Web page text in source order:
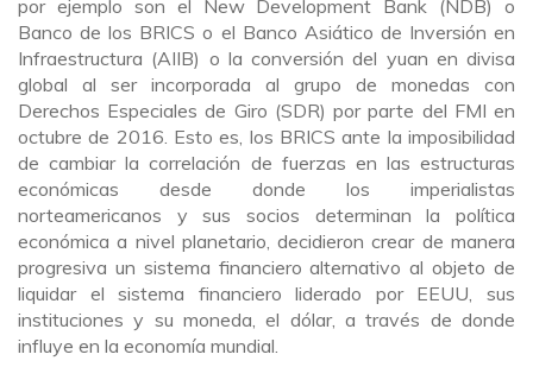
por ejemplo son el New Development Bank (NDB) o
Banco de los BRICS o el Banco Asiático de Inversión en
Infraestructura (AIIB) o la conversión del yuan en divisa
global al ser incorporada al grupo de monedas con
Derechos Especiales de Giro (SDR) por parte del FMI en
octubre de 2016. Esto es, los BRICS ante la imposibilidad
de cambiar la correlación de fuerzas en las estructuras
económicas desde donde los imperialistas
norteamericanos y sus socios determinan la política
económica a nivel planetario, decidieron crear de manera
progresiva un sistema financiero alternativo al objeto de
liquidar el sistema financiero liderado por EEUU, sus
instituciones y su moneda, el dólar, a través de donde
influye en la economía mundial.